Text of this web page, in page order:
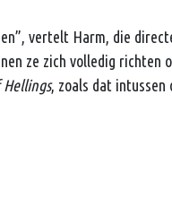
vertelt Harm, die
ze zich volledig richten
, zoals dat intussen